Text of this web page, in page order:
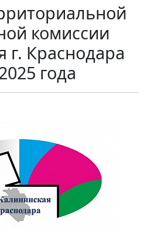
комиссии
г. Краснодара
года